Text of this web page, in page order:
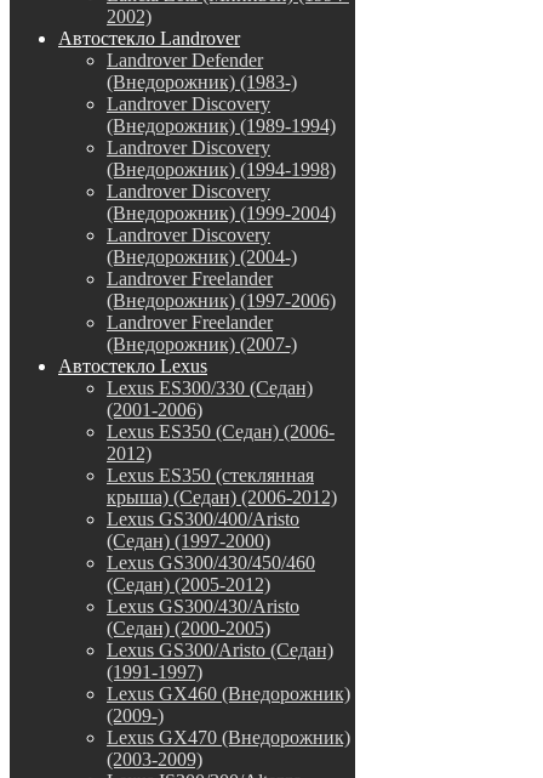
2002)
Автостекло Landrover
Landrover Defender
(Внедорожник) (1983-)
Landrover Discovery
(Внедорожник) (1989-1994)
Landrover Discovery
(Внедорожник) (1994-1998)
Landrover Discovery
(Внедорожник) (1999-2004)
Landrover Discovery
(Внедорожник) (2004-)
Landrover Freelander
(Внедорожник) (1997-2006)
Landrover Freelander
(Внедорожник) (2007-)
Автостекло Lexus
Lexus ES300/330 (Седан)
(2001-2006)
Lexus ES350 (Седан) (2006-
2012)
Lexus ES350 (стеклянная
крыша) (Седан) (2006-2012)
Lexus GS300/400/Aristo
(Седан) (1997-2000)
Lexus GS300/430/450/460
(Седан) (2005-2012)
Lexus GS300/430/Aristo
(Седан) (2000-2005)
Lexus GS300/Aristo (Седан)
(1991-1997)
Lexus GX460 (Внедорожник)
(2009-)
Lexus GX470 (Внедорожник)
(2003-2009)